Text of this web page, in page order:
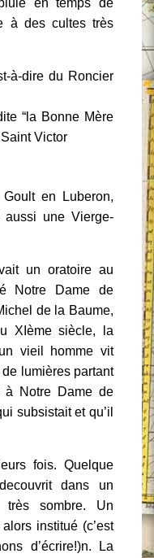
à des cultes très
à-dire du Roncier
“la Bonne Mère
Saint Victor
en Luberon,
aussi une Vierge-
un oratoire au
Notre
Dame de
de la Baume,
XIème siècle, la
vieil homme vit
lumières partant
Notre Dame de
subsistait et qu’il
fois. Quelque
dans un
sombre. Un
institué (c’est
d’écrire!)n. La